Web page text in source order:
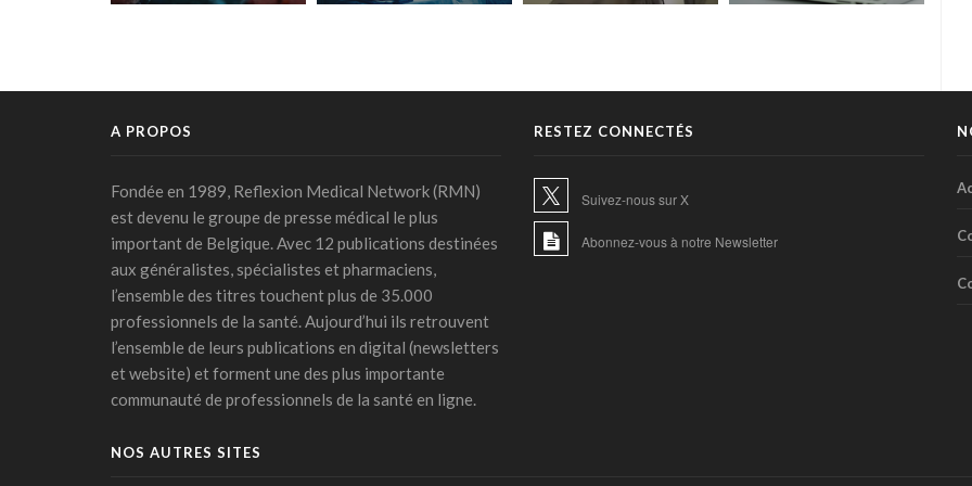
patients atteints de
"La technologie est
transcription des
d'une opération
A PROPOS
Fondée en 1989, Reflexion Medical Network (RMN)
est devenu le groupe de presse médical le plus
important de Belgique. Avec 12 publications destinées
aux généralistes, spécialistes et pharmaciens,
l’ensemble des titres touchent plus de 35.000
professionnels de la santé. Aujourd’hui ils retrouvent
l’ensemble de leurs publications en digital (newsletters
et website) et forment une des plus importante
communauté de professionnels de la santé en ligne.
RESTEZ CONNECTÉS
Suivez-nous sur X
Abonnez-vous à notre Newsletter
NOS AUTRES SITES